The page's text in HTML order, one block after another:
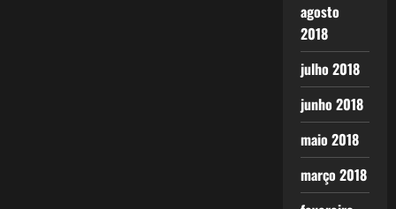
agosto
2018
julho 2018
junho 2018
maio 2018
março 2018